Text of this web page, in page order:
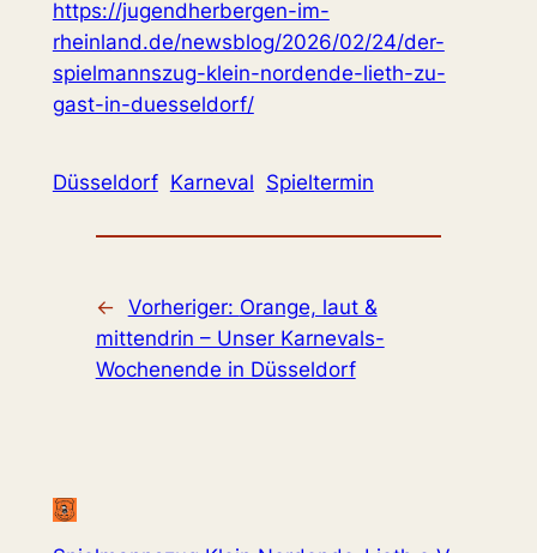
https://jugendherbergen-im-
rheinland.de/newsblog/2026/02/24/der-
spielmannszug-klein-nordende-lieth-zu-
gast-in-duesseldorf/
Düsseldorf Karneval Spieltermin
← Vorheriger: Orange, laut &
mittendrin – Unser Karnevals-
Wochenende in Düsseldorf